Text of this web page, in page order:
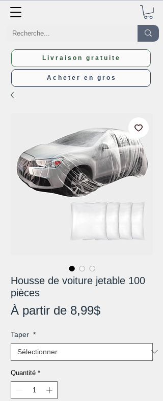
Livraison gratuite
Acheter en gros
Housse de voiture jetable 100
pièces
À partir de 8,99$Prix
Taper *
Quantité *